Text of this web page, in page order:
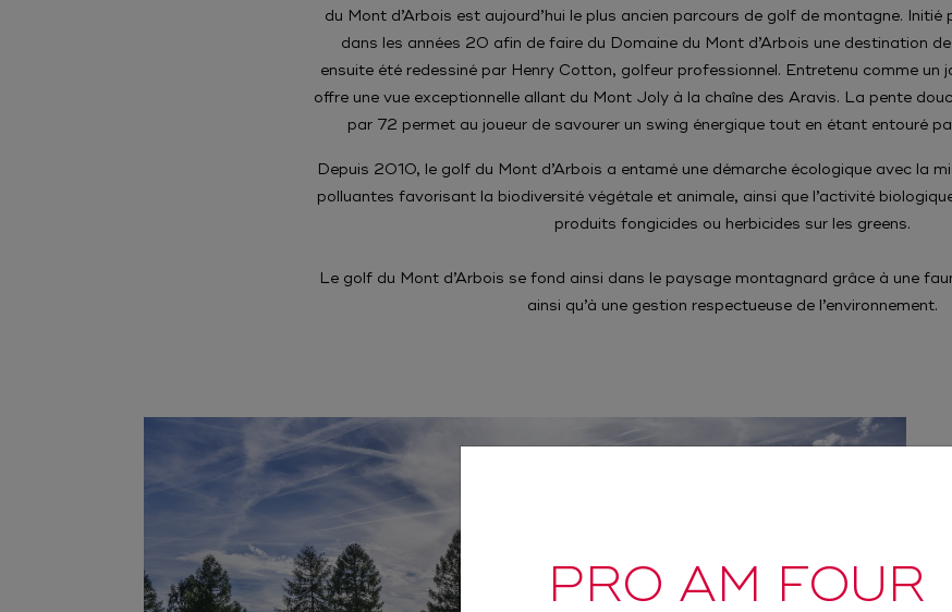
du Mont d’Arbois est aujourd’hui le plus ancien parcours de golf de montagne.
dans les années 20 afin de faire du Domaine du Mont d’Arbois une destination
ensuite été redessiné par Henry Cotton, golfeur professionnel. Entretenu comme un
offre une vue exceptionnelle allant du Mont Joly à la chaîne des Aravis. La pente
par 72 permet au joueur de savourer un swing énergique tout en étant entouré
Depuis 2010, le golf du Mont d’Arbois a entamé une démarche écologique avec la
polluantes favorisant la biodiversité végétale et animale, ainsi que l’activité
produits fongicides ou herbicides sur les greens.
Le golf du Mont d’Arbois se fond ainsi dans le paysage montagnard grâce à une
ainsi qu’à une gestion respectueuse de l’environnement.
PRO AM FOUR